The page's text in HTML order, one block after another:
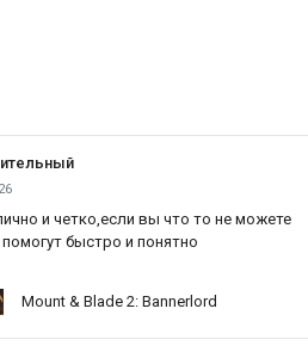
и четко,если вы что то не можете
быстро и понятно
Mount & Blade 2: Bannerlord